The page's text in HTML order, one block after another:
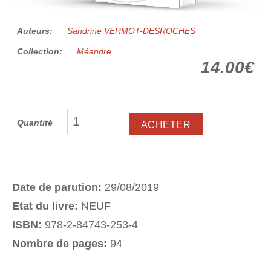
Auteurs: Sandrine VERMOT-DESROCHES
Collection: Méandre
14.00€
Quantité
Date de parution: 29/08/2019
Etat du livre: NEUF
ISBN: 978-2-84743-253-4
Nombre de pages: 94